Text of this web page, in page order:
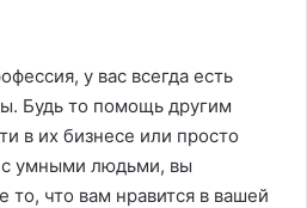
у вас всегда есть
Будь то помощь другим
в их бизнесе или просто
умными людьми, вы
то, что вам нравится в вашей